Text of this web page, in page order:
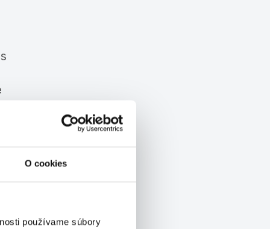
O cookies
používame súbory